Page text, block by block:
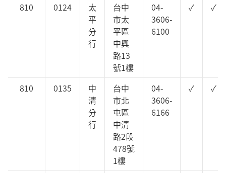
810 0124
太
平
分
行
台中
市太
平區
中興
路13
號1樓
04-
3606-
6100
✓ ✓
810 0135
中
清
分
行
台中
市北
屯區
中清
路2段
478號
1樓
04-
3606-
6166
✓ ✓